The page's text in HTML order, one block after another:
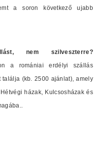
a soron következő ujabb
nem szilveszterre?
a romániai erdélyi szállás
(kb. 2500 ajánlat), amely
házak, Kulcsosházak és